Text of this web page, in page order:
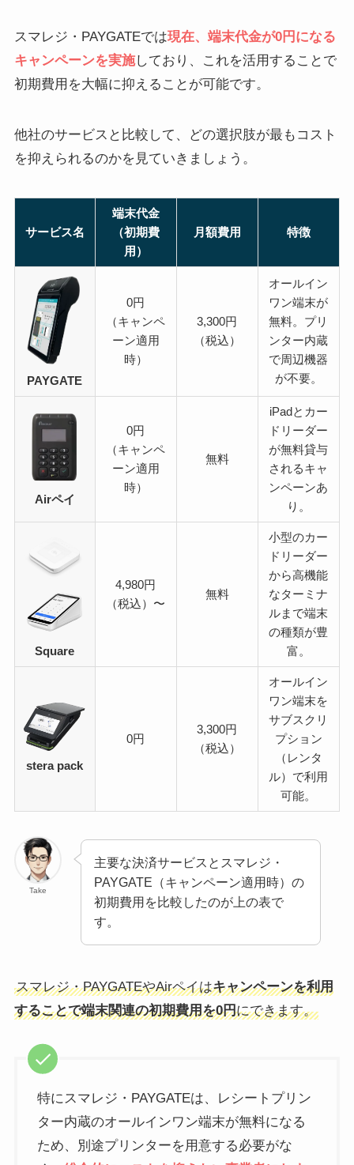
スマレジ・PAYGATEでは現在、端末代金が0円になる
キャンペーンを実施しており、これを活用することで
初期費用を大幅に抑えることが可能です。
他社のサービスと比較して、どの選択肢が最もコスト
を抑えられるのかを見ていきましょう。
サービス名
端末代金
（初期費
用）
月額費用 特徴
PAYGATE
0円
（キャンペ
ーン適用
時）
3,300円
（税込）
オールイン
ワン端末が
無料。プリ
ンター内蔵
で周辺機器
が不要。
Airペイ
0円
（キャンペ
ーン適用
時）
無料
iPadとカー
ドリーダー
が無料貸与
されるキャ
ンペーンあ
り。
Square
4,980円
（税込）〜
無料
小型のカー
ドリーダー
から高機能
なターミナ
ルまで端末
の種類が豊
富。
stera pack
0円
3,300円
（税込）
オールイン
ワン端末を
サブスクリ
プション
（レンタ
ル）で利用
可能。
Take
主要な決済サービスとスマレジ・
PAYGATE（キャンペーン適用時）の
初期費用を比較したのが上の表で
す。
スマレジ・PAYGATEやAirペイはキャンペーンを利用
することで端末関連の初期費用を0円にできます。
特にスマレジ・PAYGATEは、レシートプリン
ター内蔵のオールインワン端末が無料になる
ため、別途プリンターを用意する必要がな